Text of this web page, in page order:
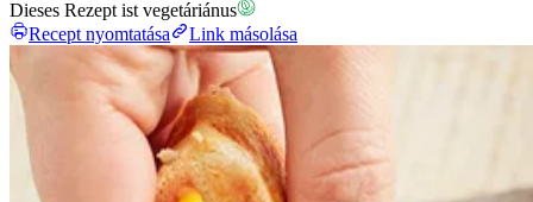
Dieses Rezept ist vegetáriánus
Recept nyomtatása
Link másolása